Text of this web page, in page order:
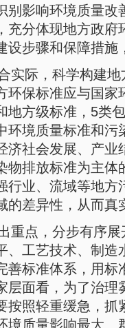
别影响环境质量
充分体现地方政府
设步骤和保障措施
实际，科学构建
环保标准应与国
地方级标准，5类
环境质量标准和污
济社会发展、产业
物排放标准为主
行业、流域等地方
的差异性，从而真
重点，分步有序
、工艺技术、制造
善标准体系，用标
层面看，为了治
按照轻重缓急，抓
境质量影响最大、